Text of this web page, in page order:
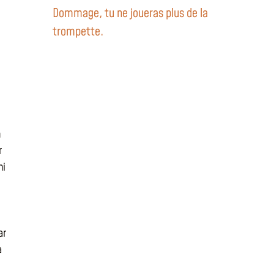
Dommage, tu ne joueras plus de la
trompette.